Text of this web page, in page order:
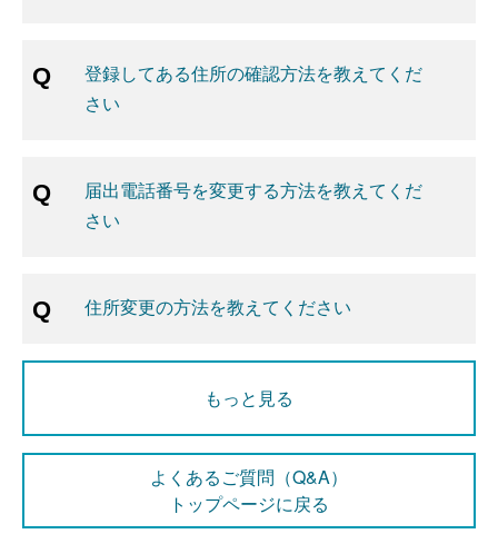
登録してある住所の確認方法を教えてくだ
さい
届出電話番号を変更する方法を教えてくだ
さい
住所変更の方法を教えてください
もっと見る
よくあるご質問（Q&A）
トップページに戻る